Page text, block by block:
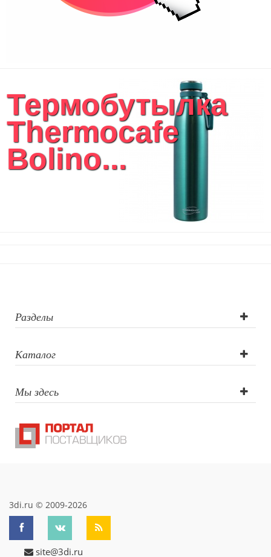
Термобутылка
Thermocafe
Bolino...
Разделы
Каталог
Мы здесь
3di.ru © 2009-2026
site@3di.ru